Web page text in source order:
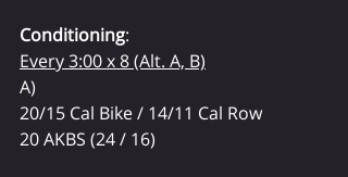
Conditioning:
Every 3:00 x 8 (Alt. A, B)
A)
20/15 Cal Bike / 14/11 Cal Row
20 AKBS (24 / 16)